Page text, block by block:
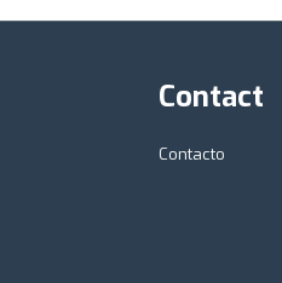
Contact
Contacto